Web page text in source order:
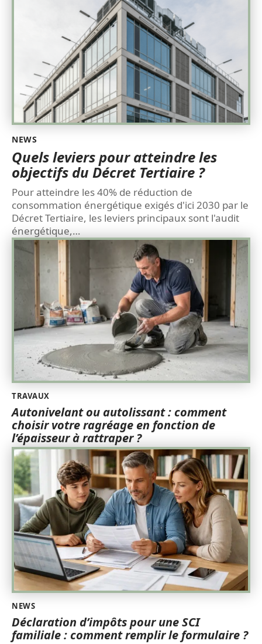
NEWS
Quels leviers pour atteindre les
objectifs du Décret Tertiaire ?
Pour atteindre les 40% de réduction de
consommation énergétique exigés d'ici 2030 par le
Décret Tertiaire, les leviers principaux sont l'audit
énergétique,…
TRAVAUX
Autonivelant ou autolissant : comment
choisir votre ragréage en fonction de
l’épaisseur à rattraper ?
NEWS
Déclaration d’impôts pour une SCI
familiale : comment remplir le formulaire ?